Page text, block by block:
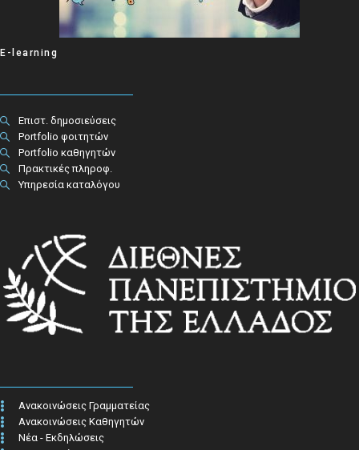
E-learning
Επιστ. δημοσιεύσεις
Portfolio φοιτητών
Portfolio καθηγητών
Πρακτικές πληροφ.​
Υπηρεσία καταλόγου
Ανακοινώσεις Γραμματείας
Ανακοινώσεις Καθηγητών
Νέα - Εκδηλώσεις